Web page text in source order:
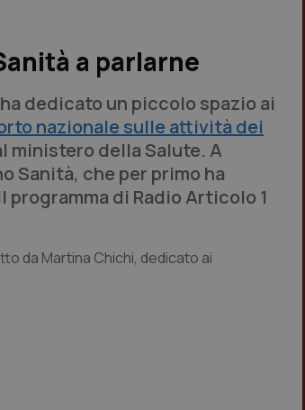
a parlarne
dedicato un piccolo spazio ai
nazionale sulle attività dei
ministero della Salute. A
Sanità, che per primo ha
programma di Radio Articolo 1
da Martina Chichi, dedicato ai